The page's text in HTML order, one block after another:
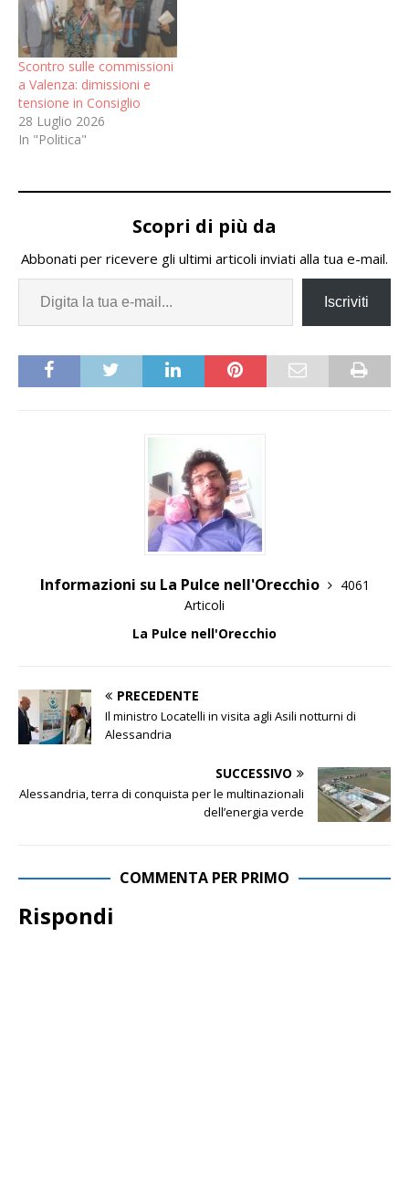
Scontro sulle commissioni
a Valenza: dimissioni e
tensione in Consiglio
28 Luglio 2026
In "Politica"
Scopri di più da
Abbonati per ricevere gli ultimi articoli inviati alla tua e-mail.
Iscriviti
Informazioni su La Pulce nell'Orecchio
4061
Articoli
La Pulce nell'Orecchio
PRECEDENTE
Il ministro Locatelli in visita agli Asili notturni di
Alessandria
SUCCESSIVO
Alessandria, terra di conquista per le multinazionali
dell’energia verde
COMMENTA PER PRIMO
Rispondi